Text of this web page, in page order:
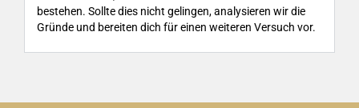
bestehen. Sollte dies nicht gelingen, analysieren wir die
Gründe und bereiten dich für einen weiteren Versuch vor.